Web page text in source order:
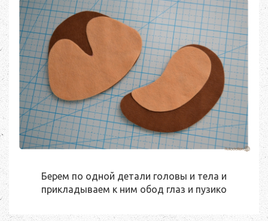
Берем по одной детали головы и тела и
прикладываем к ним обод глаз и пузико